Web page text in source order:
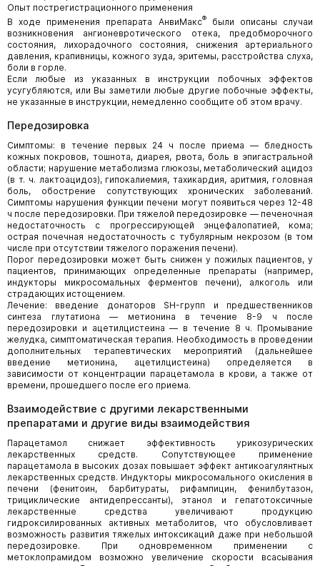
Опыт пострегистрационного применения
В ходе применения препарата АнвиМакс®были описаны случаи
возникновения ангионевротического отека, предобморочного
состояния, лихорадочного состояния, снижения артериального
давления, крапивницы, кожного зуда, эритемы, расстройства слуха,
боли в горле.
Если любые из указанных в инструкции побочных эффектов
усугубляются, или Вы заметили любые другие побочные эффекты,
не указанные в инструкции, немедленно сообщите об этом врачу.
Передозировка
Симптомы: в течение первых 24 ч после приема — бледность
кожных покровов, тошнота, диарея, рвота, боль в эпигастральной
области; нарушение метаболизма глюкозы, метаболический ацидоз
(в т. ч. лактоацидоз), гипокалиемия, тахикардия, аритмия, головная
боль, обострение сопутствующих хронических заболеваний.
Симптомы нарушения функции печени могут появиться через 12-48
ч после передозировки. При тяжелой передозировке — печеночная
недостаточность с прогрессирующей энцефалопатией, кома;
острая почечная недостаточность с тубулярным некрозом (в том
числе при отсутствии тяжелого поражения печени).
Порог передозировки может быть снижен у пожилых пациентов, у
пациентов, принимающих определенные препараты (например,
индукторы микросомальных ферментов печени), алкоголь или
страдающих истощением.
Лечение: введение донаторов SH-групп и предшественников
синтеза глутатиона — метионина в течение 8-9 ч после
передозировки и ацетилцистеина — в течение 8 ч. Промывание
желудка, симптоматическая терапия. Необходимость в проведении
дополнительных терапевтических мероприятий (дальнейшее
введение метионина, ацетилцистеина) определяется в
зависимости от концентрации парацетамола в крови, а также от
времени, прошедшего после его приема.
Взаимодействие с другими лекарственными
препаратами и другие виды взаимодействия
Парацетамол снижает эффективность урикозурических
лекарственных средств. Сопут­ствующее применение
парацетамола в высоких дозах повышает эффект антикоагулянтных
лекарственных средств. Индукторы микросомального окисления в
печени (фенитоин, барбитураты, рифампицин, фенилбутазон,
трициклические антидепрессанты), этанол и гепатотоксичные
лекарственные средства увеличивают продукцию
гидроксилированных активных метаболитов, что обусловливает
возможность развития тяжелых интоксикаций даже при небольшой
передозировке. При одновременном применении с
метоклопрамидом возможно увеличение скорости всасывания